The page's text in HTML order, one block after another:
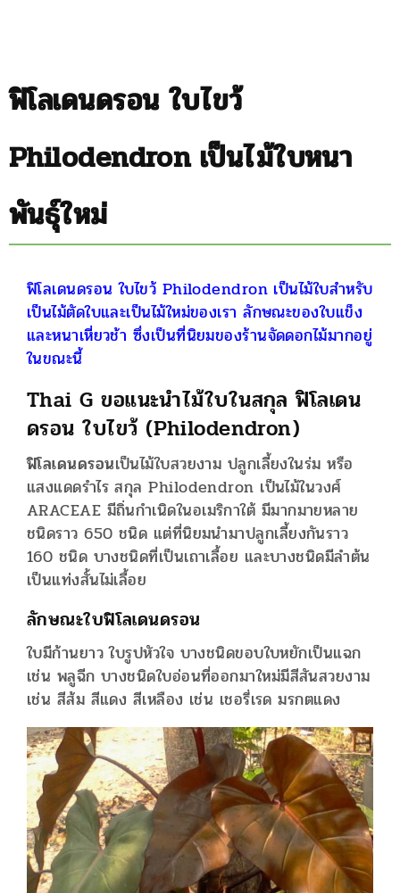
ฟิโลเดนดรอน ใบไขว้
Philodendron เป็นไม้ใบหนา
พันธุ์ใหม่
ฟิโลเดนดรอน ใบไขว้ Philodendron เป็นไม้ใบสำหรับ
เป็นไม้ตัดใบและเป็นไม้ใหม่ของเรา ลักษณะของใบแข็ง
และหนาเหี่ยวช้า ซึ่งเป็นที่นิยมของร้านจัดดอกไม้มากอยู่
ในขณะนี้
Thai G ขอแนะนำไม้ใบในสกุลฟิโลเดน
ดรอน ใบไขว้ (Philodendron)
ฟิโลเดนดรอนเป็นไม้ใบสวยงาม ปลูกเลี้ยงในร่ม หรือ
แสงแดดรำไร สกุล Philodendron เป็นไม้ในวงศ์
ARACEAE มีถิ่นกำเนิดในอเมริกาใต้ มีมากมายหลาย
ชนิดราว 650 ชนิด แต่ที่นิยมนำมาปลูกเลี้ยงกันราว
160 ชนิด บางชนิดที่เป็นเถาเลื้อย และบางชนิดมีลำต้น
เป็นแท่งสั้นไม่เลื้อย
ลักษณะใบฟิโลเดนดรอน
ใบมีก้านยาว ใบรูปหัวใจ บางชนิดขอบใบหยักเป็นแฉก
เช่น พลูฉีก บางชนิดใบอ่อนที่ออกมาใหม่มีสีสันสวยงาม
เช่น สีส้ม สีแดง สีเหลือง เช่น เชอรี่เรด มรกตแดง